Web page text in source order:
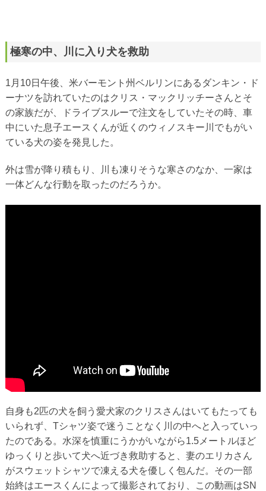
極寒の中、川に入り犬を救助
1月10日午後、米バーモント州ベルリンにあるダンキン・ド
ーナツを訪れていたのはクリス・マックリッチーさんとそ
の家族だが、ドライブスルーで注文をしていたその時、車
中にいた息子エースくんが近くのウィノスキー川でもがい
ている犬の姿を発見した。
外は雪が降り積もり、川も凍りそうな寒さのなか、一家は
一体どんな行動を取ったのだろうか。
自身も2匹の犬を飼う愛犬家のクリスさんはいてもたっても
いられず、Tシャツ姿で迷うことなく川の中へと入っていっ
たのである。水深を慎重にうかがいながら1.5メートルほど
ゆっくりと歩いて犬へ近づき救助すると、妻のエリカさん
がスウェットシャツで凍える犬を優しく包んだ。その一部
始終はエースくんによって撮影されており、この動画はSN